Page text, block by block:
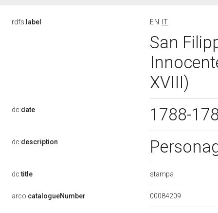
rdfs: label EN IT
San
XVIII)
dc:date 1788-
dc:description
dc:title stampa
arco:catalogueNumber 00084209